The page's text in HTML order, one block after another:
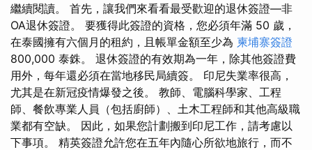
繼續閱讀。 首先，讓我們來看看最受歡迎的退休簽證—非
OA退休簽證。 要獲得此簽證的資格，您必須年滿 50 歲，
在泰國擁有六個月的租約，且帳單金額至少為 柬埔寨簽證
800,000 泰銖。 退休簽證的有效期為一年，除其他簽證費
用外，每年還必須在當地移民局續簽。 印尼失業率很高，
尤其是在新冠疫情爆發之後。 教師、電腦科學家、工程
師、餐飲專業人員（包括廚師）、土木工程師和其他高級職
業都有空缺。 因此，如果您計劃搬到印尼工作，請考慮以
下事項。 精英簽證允許您在五年內隨心所欲地旅行，而不